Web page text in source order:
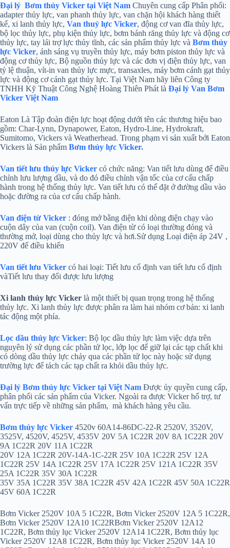
Đại lý Bơm thủy Vicker tại Việt Nam Chuyên cung cấp Phân phối:
adapter thủy lực, van phanh thủy lực, van chặn hội khách hàng thiết
kế, xi lanh thủy lực, Van thuỷ lực Vicker, động cơ van đĩa thủy lực,
bộ lọc thủy lực, phụ kiện thủy lực, bơm bánh răng thủy lực và động cơ
thủy lực, tay lái trợ lực thủy tĩnh, các sản phẩm thủy lực và Bơm thủy
lực Vicker, ánh sáng vụ truyền thủy lực, máy bơm piston thủy lực và
động cơ thủy lực, Bộ nguồn thủy lực và các đơn vị điện thủy lực, van
tỷ lệ thuận, vít-in van thủy lực mực, transaxles, máy bơm cánh gạt thủy
lực và động cơ cánh gạt thủy lực. Tại Việt Nam hãy liên Công ty
TNHH Kỹ Thuật Công Nghệ Hoàng Thiên Phát là Đại lý Van Bơm
Vicker Việt Nam
Eaton Là Tập đoàn điện lực hoạt động dưới tên các thương hiệu bao
gồm: Char-Lynn, Dynapower, Eaton, Hydro-Line, Hydrokraft,
Sumitomo, Vickers và Weatherhead. Trong phạm vi sản xuất bởi Eaton
Vickers là Sản phẩm Bơm thủy lực Vicker.
Van tiết lưu thủy lực Vicker có chức năng: Van tiết lưu dùng để điều
chỉnh lưu lượng dầu, và do đó điều chỉnh vận tốc của cơ cấu chấp
hành trong hệ thống thủy lực. Van tiết lưu có thể đặt ở đường dầu vào
hoặc đường ra của cơ cấu chấp hành.
Van điện từ Vicker : đóng mở bằng điện khi dòng điện chạy vào
cuộn dây của van (cuộn coil). Van điện từ có loại thường đóng và
thường mở, loại dùng cho thủy lực và hơi.Sử dụng Loại điện áp 24V ,
220V để điều khiển
Van tiết lưu Vicker có hai loại: Tiết lưu cố định van tiết lưu cố định
vàTiết lưu thay đổi được lưu lượng
Xi lanh thủy lực Vicker là một thiết bị quan trọng trong hệ thống
thủy lực. Xi lanh thủy lực được phân ra làm hai nhóm cơ bản: xi lanh
tác động một phía.
Lọc dầu thủy lực Vicker: Bộ lọc dầu thủy lực làm việc dựa trên
nguyên lý sử dụng các phần tử lọc, lớp lọc để giữ lại các tạp chất khi
có dòng dầu thủy lực chảy qua các phần tử lọc này hoặc sử dụng
trường lực để tách các tạp chất ra khỏi dầu thủy lực.
Đại lý Bơm thủy lực Vicker tại Việt Nam Được ủy quyền cung cấp,
phân phối các sản phẩm của Vicker. Ngoài ra được Vicker hổ trợ, tư
vấn trực tiếp về những sản phẩm, mà khách hàng yêu cầu.
Bơm thủy lực Vicker 4520v 60A14-86DC-22-R 2520V, 3520V,
3525V, 4520V, 4525V, 4535V 20V 5A 1C22R 20V 8A 1C22R 20V
9A 1C22R 20V 11A 1C22R
20V 12A 1C22R 20V-14A-1C-22R 25V 10A 1C22R 25V 12A
1C22R 25V 14A 1C22R 25V 17A 1C22R 25V 121A 1C22R 35V
25A 1C22R 35V 30A 1C22R
35V 35A 1C22R 35V 38A 1C22R 45V 42A 1C22R 45V 50A 1C22R
45V 60A 1C22R
Bơm Vicker 2520V 10A 5 1C22R, Bơm Vicker 2520V 12A 5 1C22R,
Bơm Vicker 2520V 12A10 1C22RBơm Vicker 2520V 12A12
1C22R, Bơm thủy lục Vicker 2520V 12A14 1C22R, Bơm thủy lục
Vicker 2520V 12A8 1C22R, Bơm thủy lục Vicker 2520V 14A 10